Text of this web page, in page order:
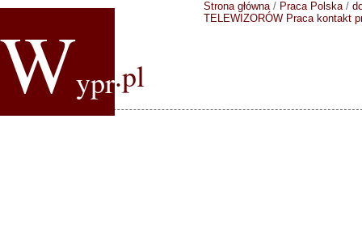
Wypr.pl
Strona główna/ Praca Polska/
TELEWIZORÓW Praca kontakt